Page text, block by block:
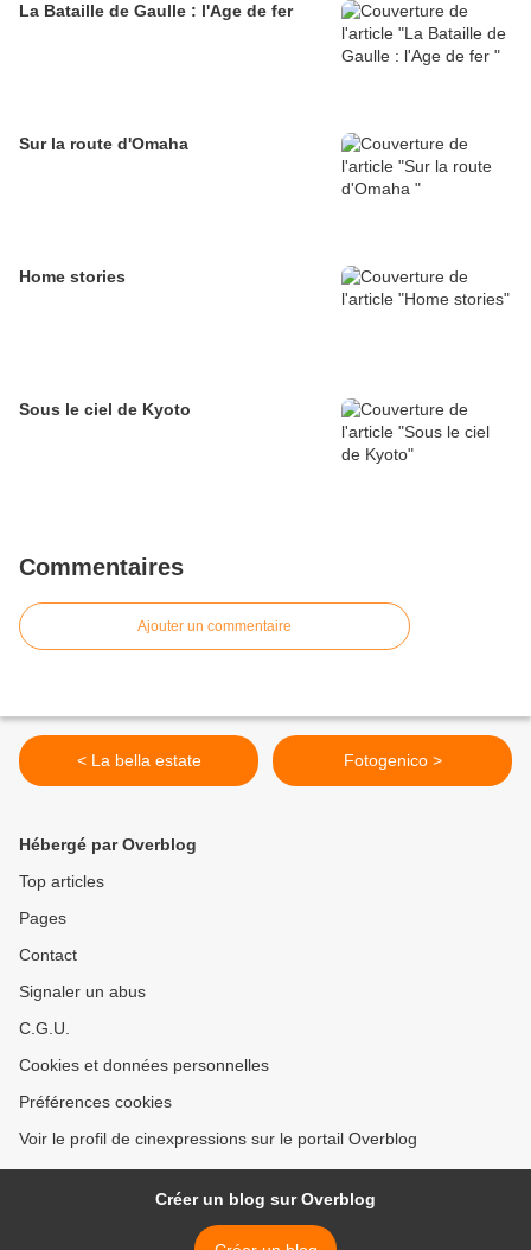
La Bataille de Gaulle : l'Age de fer
Sur la route d'Omaha
Home stories
Sous le ciel de Kyoto
Commentaires
Ajouter un commentaire
< La bella estate Fotogenico >
Hébergé par Overblog
Top articles
Pages
Contact
Signaler un abus
C.G.U.
Cookies et données personnelles
Préférences cookies
Voir le profil de cinexpressions sur le portail Overblog
Créer un blog sur Overblog